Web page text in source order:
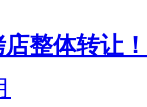
整体转让！